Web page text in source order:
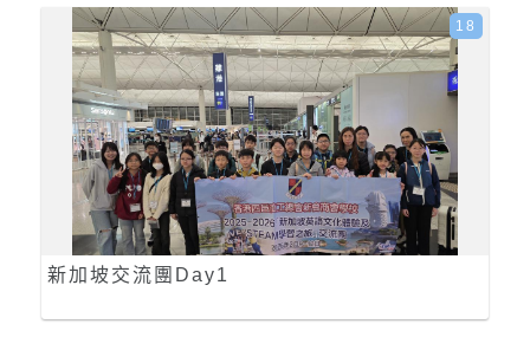
新加坡交流團Day1
18